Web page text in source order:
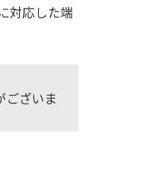
対応した端
ございま